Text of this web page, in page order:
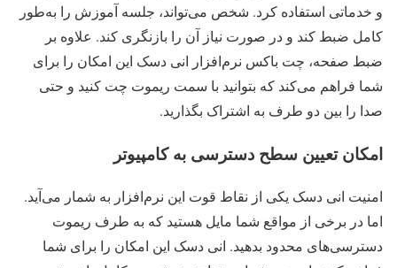
و خدماتی استفاده کرد. شخص می‌تواند، جلسه آموزش را به‌طور
کامل ضبط کند و در صورت نیاز آن را بازنگری کند. علاوه بر
ضبط صفحه، چت باکس نرم‌افزار انی دسک این امکان را برای
شما فراهم می‌کند که بتوانید با سمت ریموت چت کنید و حتی
صدا را بین دو طرف به اشتراک بگذارید.
امکان تعیین سطح دسترسی به کامپیوتر
امنیت انی دسک یکی از نقاط قوت این نرم‌افزار به شمار می‌آید.
اما در برخی از مواقع شما مایل هستید که به طرف ریموت
دسترسی‌های محدود بدهید. انی دسک این امکان را برای شما